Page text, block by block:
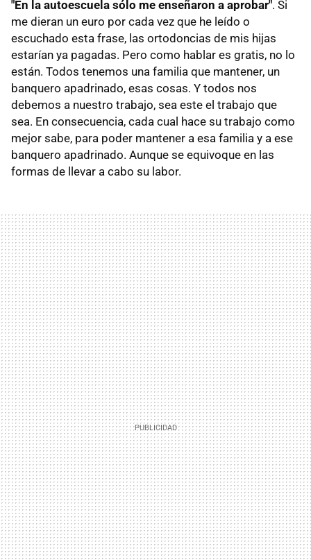
"En la autoescuela sólo me enseñaron a aprobar". Si
me dieran un euro por cada vez que he leído o
escuchado esta frase, las ortodoncias de mis hijas
estarían ya pagadas. Pero como hablar es gratis, no lo
están. Todos tenemos una familia que mantener, un
banquero apadrinado, esas cosas. Y todos nos
debemos a nuestro trabajo, sea este el trabajo que
sea. En consecuencia, cada cual hace su trabajo como
mejor sabe, para poder mantener a esa familia y a ese
banquero apadrinado. Aunque se equivoque en las
formas de llevar a cabo su labor.